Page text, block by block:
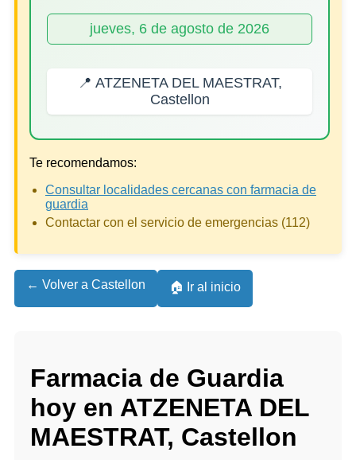
jueves, 6 de agosto de 2026
📍 ATZENETA DEL MAESTRAT,
Castellon
Te recomendamos:
Consultar localidades cercanas con farmacia de
guardia
Contactar con el servicio de emergencias (112)
← Volver a Castellon 🏠 Ir al inicio
Farmacia de Guardia
hoy en ATZENETA DEL
MAESTRAT, Castellon